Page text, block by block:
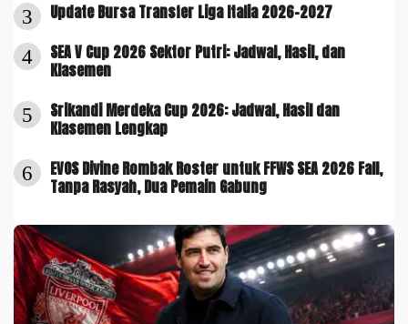
3 Update Bursa Transfer Liga Italia 2026-2027
4
SEA V Cup 2026 Sektor Putri: Jadwal, Hasil, dan
Klasemen
5
Srikandi Merdeka Cup 2026: Jadwal, Hasil dan
Klasemen Lengkap
6
EVOS Divine Rombak Roster untuk FFWS SEA 2026 Fall,
Tanpa Rasyah, Dua Pemain Gabung